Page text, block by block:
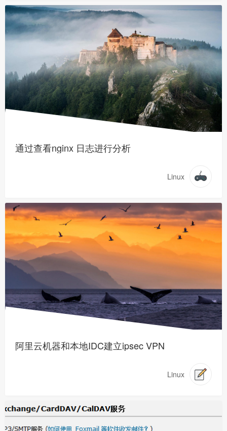
通过查看nginx 日志进行分析
Linux
阿里云机器和本地IDC建立ipsec VPN
Linux